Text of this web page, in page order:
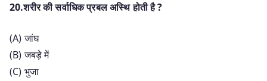
20.शरीर की सर्वाधिक प्रबल अस्थि होती है ?
(A) जांघ
(B) जबड़े में
(C) भुजा